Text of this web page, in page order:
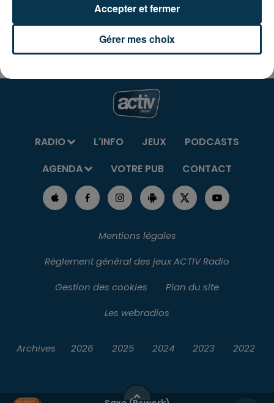
Entrée gratuite.
RADIO L'INFO JEUX
PODCASTS
AGENDA
VOTRE PUB CONTACT
Mentions légales
Règlement général des jeux ACTIV Radio
Gestion des cookies
Plan du site
Les webradios
Archives 2026 2025 2024 2023 2022
Gérer mes choix
Accepter et fermer